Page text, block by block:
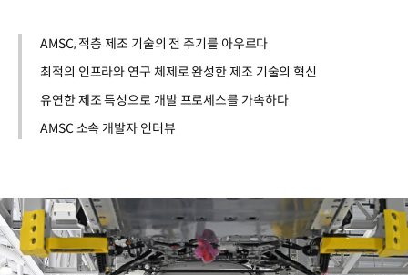
AMSC, 적층 제조 기술의 전 주기를 아우르다
최적의 인프라와 연구 체제로 완성한 제조 기술의 혁신
유연한 제조 특성으로 개발 프로세스를 가속하다
AMSC 소속 개발자 인터뷰